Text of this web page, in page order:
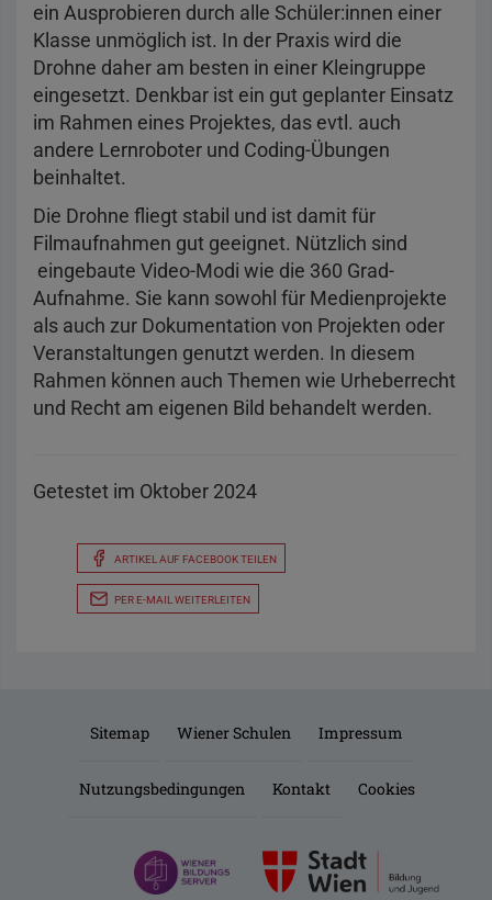
ein Ausprobieren durch alle Schüler:innen einer
Klasse unmöglich ist. In der Praxis wird die
Drohne daher am besten in einer Kleingruppe
eingesetzt. Denkbar ist ein gut geplanter Einsatz
im Rahmen eines Projektes, das evtl. auch
andere Lernroboter und Coding-Übungen
beinhaltet.
Die Drohne fliegt stabil und ist damit für
Filmaufnahmen gut geeignet. Nützlich sind
eingebaute Video-Modi wie die 360 Grad-
Aufnahme. Sie kann sowohl für Medienprojekte
als auch zur Dokumentation von Projekten oder
Veranstaltungen genutzt werden. In diesem
Rahmen können auch Themen wie Urheberrecht
und Recht am eigenen Bild behandelt werden.
Getestet im Oktober 2024
ARTIKEL AUF FACEBOOK TEILEN
PER E-MAIL WEITERLEITEN
Sitemap Wiener Schulen Impressum
Nutzungsbedingungen Kontakt Cookies